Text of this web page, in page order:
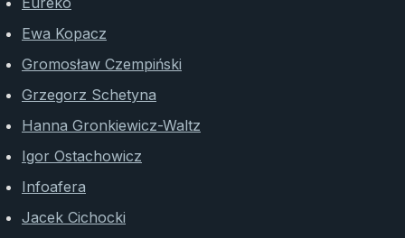
Ewa Kopacz
Gromosław Czempiński
Grzegorz Schetyna
Hanna Gronkiewicz-Waltz
Igor Ostachowicz
Infoafera
Jacek Cichocki